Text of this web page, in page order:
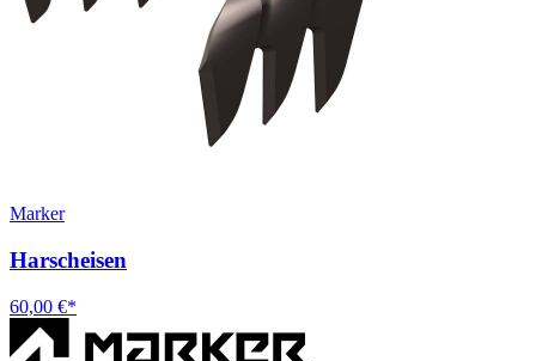
Marker
Harscheisen
60,00 €*